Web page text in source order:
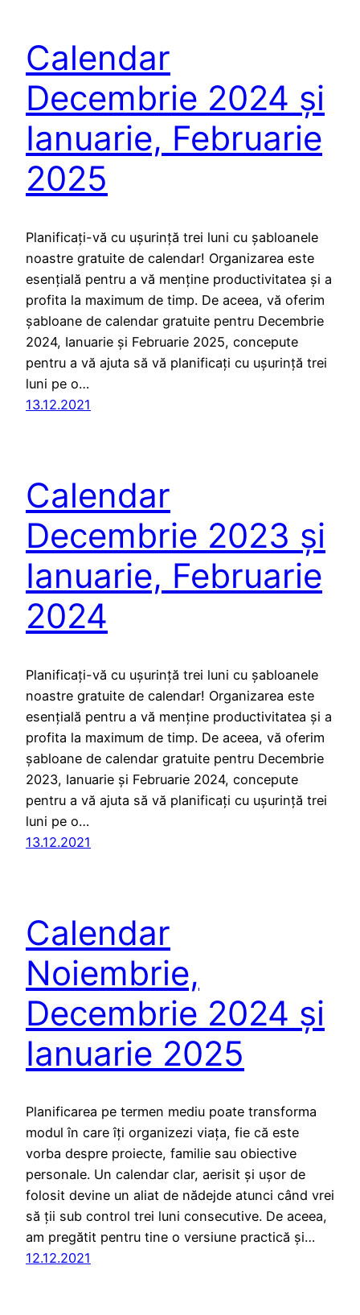
Calendar
Decembrie 2024 și
Ianuarie, Februarie
2025
Planificați-vă cu ușurință trei luni cu șabloanele
noastre gratuite de calendar! Organizarea este
esențială pentru a vă menține productivitatea și a
profita la maximum de timp. De aceea, vă oferim
șabloane de calendar gratuite pentru Decembrie
2024, Ianuarie și Februarie 2025, concepute
pentru a vă ajuta să vă planificați cu ușurință trei
luni pe o…
13.12.2021
Calendar
Decembrie 2023 și
Ianuarie, Februarie
2024
Planificați-vă cu ușurință trei luni cu șabloanele
noastre gratuite de calendar! Organizarea este
esențială pentru a vă menține productivitatea și a
profita la maximum de timp. De aceea, vă oferim
șabloane de calendar gratuite pentru Decembrie
2023, Ianuarie și Februarie 2024, concepute
pentru a vă ajuta să vă planificați cu ușurință trei
luni pe o…
13.12.2021
Calendar
Noiembrie,
Decembrie 2024 și
Ianuarie 2025
Planificarea pe termen mediu poate transforma
modul în care îți organizezi viața, fie că este
vorba despre proiecte, familie sau obiective
personale. Un calendar clar, aerisit și ușor de
folosit devine un aliat de nădejde atunci când vrei
să ții sub control trei luni consecutive. De aceea,
am pregătit pentru tine o versiune practică și…
12.12.2021